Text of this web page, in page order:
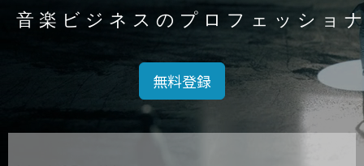
音楽ビジネスのプロフェッショ
無料登録